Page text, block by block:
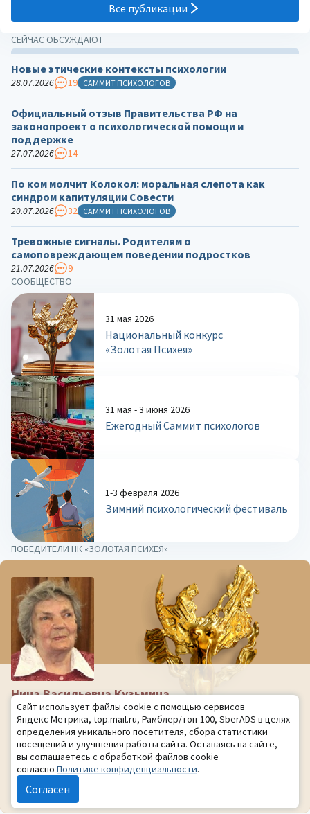
Все публикации
СООБЩЕСТВО
31 мая 2026
Национальный конкурс
«Золотая Психея»
31 мая - 3 июня 2026
Ежегодный Саммит психологов
1-3 февраля 2026
Зимний психологический фестиваль
СЕЙЧАС ОБСУЖДАЮТ
Новые этические контексты психологии
28.07.2026 19 САММИТ ПСИХОЛОГОВ
Официальный отзыв Правительства РФ на
законопроект о психологической помощи и
поддержке
27.07.2026 14
По ком молчит Колокол: моральная слепота как
синдром капитуляции Совести
20.07.2026 32 САММИТ ПСИХОЛОГОВ
Тревожные сигналы. Родителям о
самоповреждающем поведении подростков
21.07.2026 9
ПОБЕДИТЕЛИ НК «ЗОЛОТАЯ ПСИХЕЯ»
Нина Васильевна Кузьмина
Санкт-Петербург
Доктор психологических наук, профессор. Член-корреспондент
РАО. Почетный работник высшего профессионального
образования РФ. Патриарх российской психологии. Основатель
Всесоюзной акмеологической ассоциации. Основатель и
президент Академии акме
Читать дальше
Сайт использует файлы cookie с помощью сервисов
Яндекс Метрика, top.mail.ru, Рамблер/топ-100, SberADS в целях
определения уникального посетителя, сбора статистики
посещений и улучшения работы сайта. Оставаясь на сайте,
вы соглашаетесь с обработкой файлов cookie
согласно Политике конфиденциальности.
Согласен